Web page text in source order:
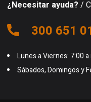
¿Necesitar ayuda? /
300 651
Lunes a Viernes: 7:00
Sábados, Domingos y